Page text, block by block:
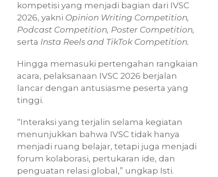
kompetisi yang menjadi bagian dari IVSC
2026, yakni Opinion Writing Competition,
Podcast Competition, Poster Competition,
serta Insta Reels and TikTok Competition.
Hingga memasuki pertengahan rangkaian
acara, pelaksanaan IVSC 2026 berjalan
lancar dengan antusiasme peserta yang
tinggi.
“Interaksi yang terjalin selama kegiatan
menunjukkan bahwa IVSC tidak hanya
menjadi ruang belajar, tetapi juga menjadi
forum kolaborasi, pertukaran ide, dan
penguatan relasi global,” ungkap Isti.